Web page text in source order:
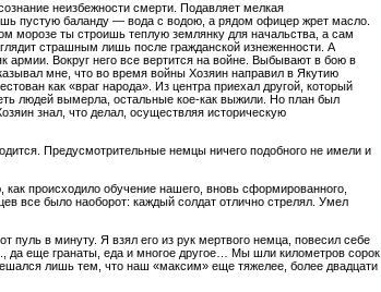
неизбежности смерти. Подавляет мелкая
пустую баланду — вода с водою, а рядом офицер жрет масло.
морозе ты строишь теплую землянку для начальства, а сам
страшным лишь после гражданской изнеженности. А
армии. Вокруг него все вертится на войне. Выбывают в бою в
мне, что во время войны Хозяин направил в Якутию
как «враг народа». Из центра приехал другой, который
людей вымерла, остальные кое-как выжили. Но план был
знал, что делал, осуществляя историческую
Предусмотрительные немцы ничего подобного не имели и
происходило обучение нашего, вновь сформированного,
все было наоборот: каждый солдат отлично стрелял. Умел
в минуту. Я взял его из рук мертвого немца, повесил себе
да еще гранаты, еда и многое другое… Мы шли километров сорок
лишь тем, что наш «максим» еще тяжелее, более двадцати